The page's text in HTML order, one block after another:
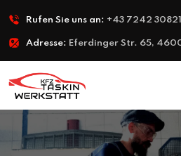
Rufen Sie uns an: +43 7242
Adresse: Eferdinger Str. 65,